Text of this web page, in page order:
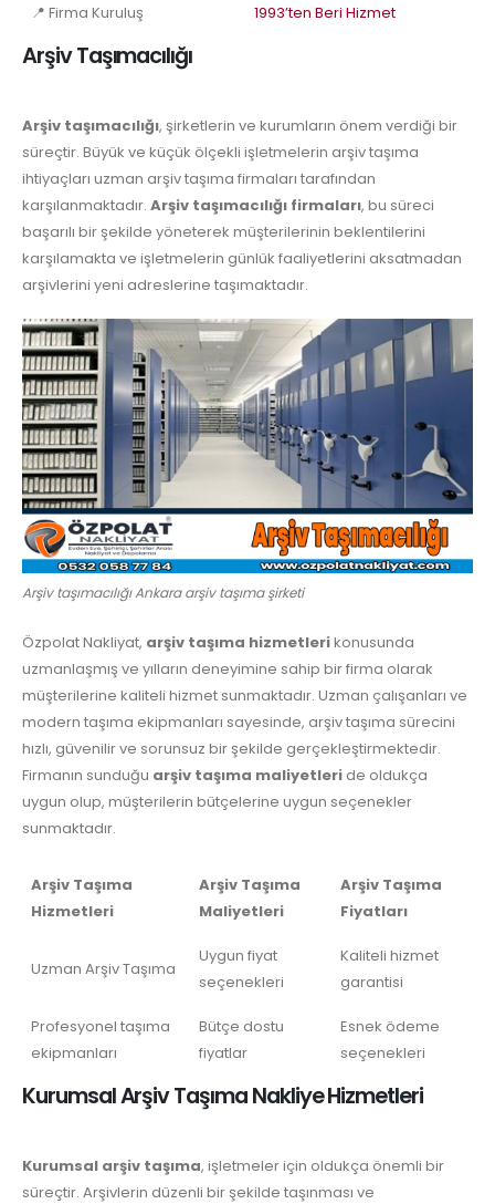
📍 Firma Kuruluş 1993’ten Beri Hizmet
Arşiv Taşımacılığı
Arşiv taşımacılığı, şirketlerin ve kurumların önem verdiği bir
süreçtir. Büyük ve küçük ölçekli işletmelerin arşiv taşıma
ihtiyaçları uzman arşiv taşıma firmaları tarafından
karşılanmaktadır. Arşiv taşımacılığı firmaları, bu süreci
başarılı bir şekilde yöneterek müşterilerinin beklentilerini
karşılamakta ve işletmelerin günlük faaliyetlerini aksatmadan
arşivlerini yeni adreslerine taşımaktadır.
Arşiv taşımacılığı Ankara arşiv taşıma şirketi
Özpolat Nakliyat, arşiv taşıma hizmetlerikonusunda
uzmanlaşmış ve yılların deneyimine sahip bir firma olarak
müşterilerine kaliteli hizmet sunmaktadır. Uzman çalışanları ve
modern taşıma ekipmanları sayesinde, arşiv taşıma sürecini
hızlı, güvenilir ve sorunsuz bir şekilde gerçekleştirmektedir.
Firmanın sunduğu arşiv taşıma maliyetleri de oldukça
uygun olup, müşterilerin bütçelerine uygun seçenekler
sunmaktadır.
Arşiv Taşıma
Hizmetleri
Arşiv Taşıma
Maliyetleri
Arşiv Taşıma
Fiyatları
Uzman Arşiv Taşıma
Uygun fiyat
seçenekleri
Kaliteli hizmet
garantisi
Profesyonel taşıma
ekipmanları
Bütçe dostu
fiyatlar
Esnek ödeme
seçenekleri
Kurumsal Arşiv Taşıma Nakliye Hizmetleri
Kurumsal arşiv taşıma, işletmeler için oldukça önemli bir
süreçtir. Arşivlerin düzenli bir şekilde taşınması ve